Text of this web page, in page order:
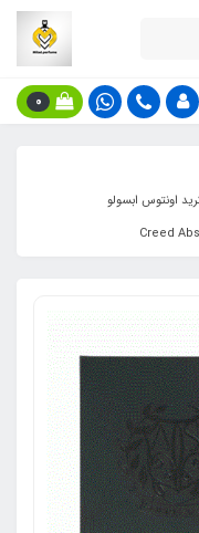
0
اونتوس ابسولو